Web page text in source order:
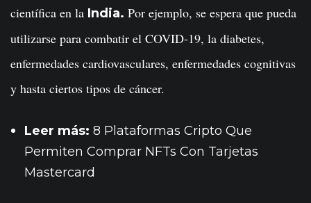
científica en la India. Por ejemplo, se espera que pueda
utilizarse para combatir el COVID-19, la diabetes,
enfermedades cardiovasculares, enfermedades cognitivas
y hasta ciertos tipos de cáncer.
Leer más: 8 Plataformas Cripto Que
Permiten Comprar NFTs Con Tarjetas
Mastercard